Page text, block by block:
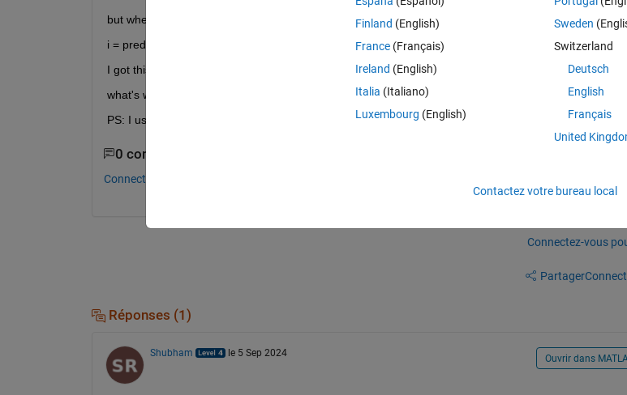
but when I try to classify new data :
i = predict(nb,values);
I got this error : Unable to use a value of type ClassificationNaiveBayes as an index.
what's wrong? Can anyone help me please?
PS: I use Matlab 2019b
0 commentaires
Connectez-vous pour commenter.
Connectez-vous
Partager
Réponses (1)
Shubham le 5 Sep 2024 Ouvrir dans
Finland (English)
France (Français)
Ireland (English)
Italia (Italiano)
Luxembourg (English)
Sweden
Switzerland
Deutsch
English
Français
United
Contactez votre bureau local